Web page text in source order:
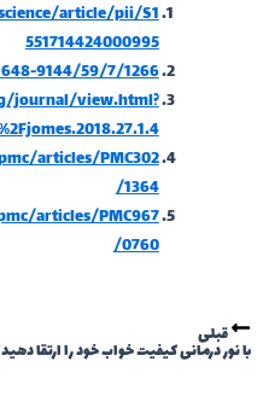
science/article/pii/S1
551714424000995
9144/59/7/1266
journal/view.html?
pmc/articles/PMC302
1364/
articles/PMC967
0760/
قبلی
درمانی کیفیت خواب خود را ارتقا دهید!